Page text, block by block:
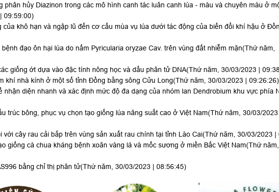
phân hủy Diazinon trong các mô hình canh tác luân canh lúa - màu và chuyên màu ở
09:59:00)
khô hạn và ngập lũ đến cơ cấu mùa vụ lúa dưới tác động của biến đổi khí hậu ở
đạo ôn hại lúa do nấm Pyricularia oryzae Cav. trên vùng đất nhiễm mặn(Thứ năm,
giống ớt dựa vào đặc tính nông học và dấu phân tử DNA(Thứ năm, 30/03/2023 |
khí nhà kính ở một số tỉnh Đồng bằng sông Cửu Long(Thứ năm, 30/03/2023 | 09:26:26)
diện nhanh và xác định mức độ đa dạng của nhóm lan Dendrobium khu vực phía
trúc bông, phục vụ chọn tạo giống lúa năng suất cao ở Việt Nam(Thứ năm, 30/03/2023
cây rau cải bắp trên vùng sản xuất rau chính tại tỉnh Lào Cai(Thứ năm, 30/03/2023 |
giống cà chua kháng bệnh xoăn vàng lá và mốc sương ở miền Bắc Việt Nam(Thứ năm,
bằng chỉ thị phân tử(Thứ năm, 30/03/2023 | 08:56:45)